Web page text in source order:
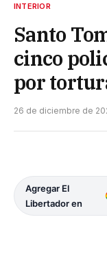
INTERIOR
Santo
cinco
por
26 de diciembre de
Agregar El
Libertador en